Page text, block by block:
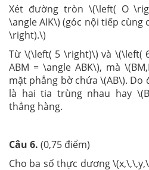
Xét đường tròn \(\left( O
\angle AIK\) (góc nội tiếp cùng
\right).\)
Từ \(\left( 5 \right)\) và \(\left(
ABM = \angle ABK\), mà
mặt phẳng bờ chứa \(AB\). Do
là hai tia trùng nhau hay
thẳng hàng.
Câu 6. (0,75 điểm)
Cho ba số thực dương